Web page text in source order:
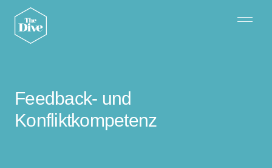
Feedback- und
Konfliktkompetenz